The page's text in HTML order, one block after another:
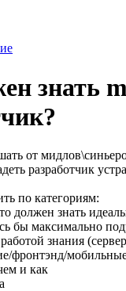
знать
от
разработчик
по категориям:
должен знать
бы максимально
знания
фронтэнд/
и как